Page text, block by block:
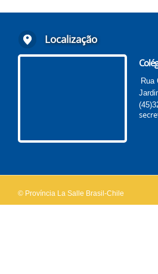
Localização
Rua
© Província La Salle Brasil-Chile